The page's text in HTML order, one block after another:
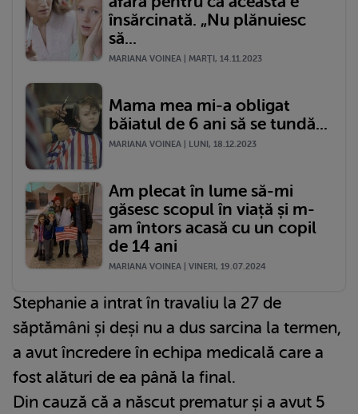
însărcinată. „Nu plănuiesc
să...
MARIANA VOINEA | MARŢI, 14.11.2023
Mama mea mi-a obligat
băiatul de 6 ani să se tundă...
MARIANA VOINEA | LUNI, 18.12.2023
Am plecat în lume să-mi
găsesc scopul în viață și m-
am întors acasă cu un copil
de 14 ani
MARIANA VOINEA | VINERI, 19.07.2024
Stephanie a intrat în travaliu la 27 de
săptămâni și deși nu a dus sarcina la termen,
a avut încredere în echipa medicală care a
fost alături de ea până la final.
Din cauză că a născut prematur și a avut 5